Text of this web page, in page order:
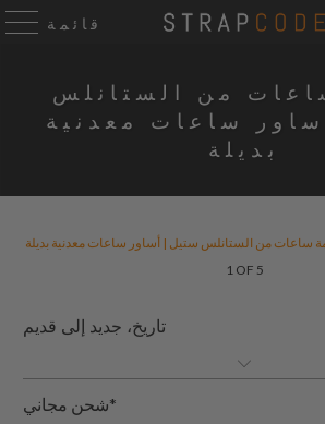
قائمة
من الستانلس
ساعات معدنية
بديلة
ساعات من الستانلس ستيل | أساور ساعات معدنية بديلة
1 OF 5
شحن مجاني*